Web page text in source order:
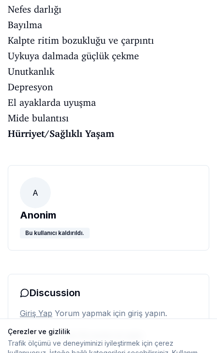
Nefes darlığı
Bayılma
Kalpte ritim bozukluğu ve çarpıntı
Uykuya dalmada güçlük çekme
Unutkanlık
Depresyon
El ayaklarda uyuşma
Mide bulantısı
Hürriyet/Sağlıklı Yaşam
A
Anonim
Bu kullanıcı kaldırıldı.
Discussion
Giriş Yap Yorum yapmak için giriş yapın.
Henüz yorum yok. İlk yorumu siz yapın.
Çerezler ve gizlilik
Trafik ölçümü ve deneyiminizi iyileştirmek için çerez